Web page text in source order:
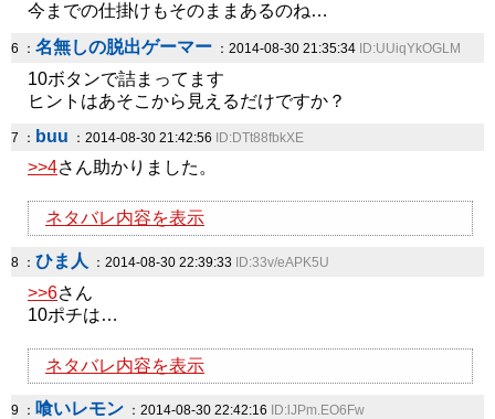
今までの仕掛けもそのままあるのね…
6 ： 名無しの脱出ゲーマー ：2014-08-30 21:35:34 ID:UUiqYkOGLM
10ボタンで詰まってます
ヒントはあそこから見えるだけですか？
7 ： buu ：2014-08-30 21:42:56 ID:DTt88fbkXE
>>4さん助かりました。
ネタバレ内容を表示
8 ： ひま人 ：2014-08-30 22:39:33 ID:33v/eAPK5U
>>6さん
10ポチは…
ネタバレ内容を表示
9 ： 喰いレモン ：2014-08-30 22:42:16 ID:lJPm.EO6Fw